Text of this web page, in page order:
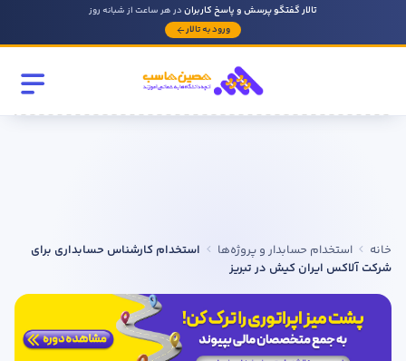
تالار گفتگو پرسش و پاسخ کاربراندر هر ساعت از شبانه روز
ورود به تالار
خانه استخدام حسابدار و پروژه‌ها
استخدام کارشناس حسابداری برای
شرکت آلاکس ایران کیش در تبریزروحیه رهبری دارید ؟
بله
خیر